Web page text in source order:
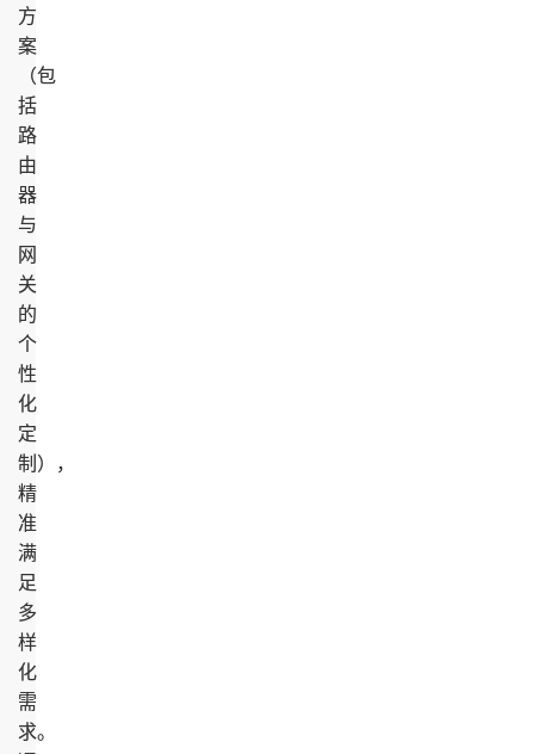
方
案
（包
括
路
由
器
与
网
关
的
个
性
化
定
制），
精
准
满
足
多
样
化
需
求。